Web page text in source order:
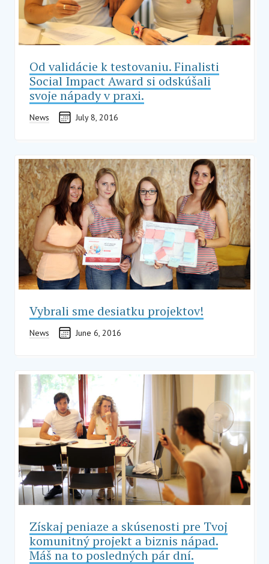
Od validácie k testovaniu. Finalisti
Social Impact Award si odskúšali
svoje nápady v praxi.
News July 8, 2016
Vybrali sme desiatku projektov!
News June 6, 2016
Získaj peniaze a skúsenosti pre Tvoj
komunitný projekt a biznis nápad.
Máš na to posledných pár dní.